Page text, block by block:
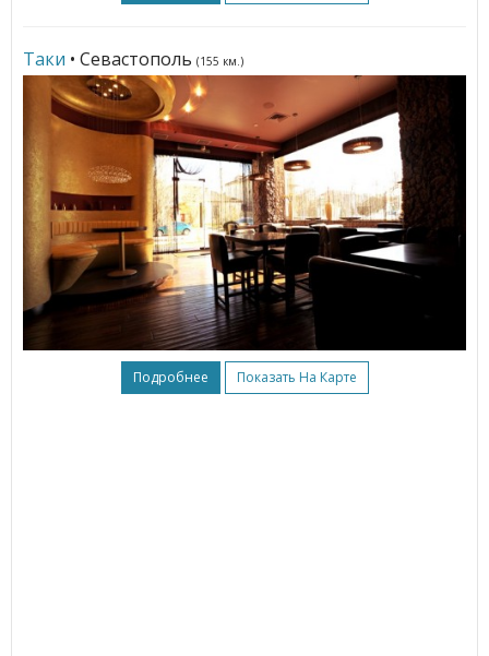
Таки • Севастополь (155 км.)
Подробнее Показать На Карте